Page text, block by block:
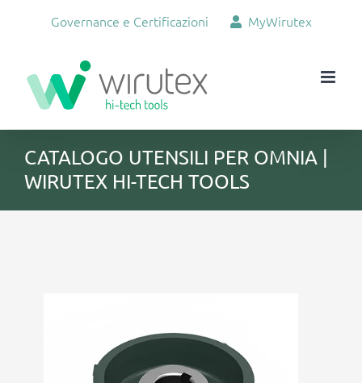
Governance e Certificazioni MyWirutex
CATALOGO UTENSILI PER OMNIA |
WIRUTEX HI-TECH TOOLS